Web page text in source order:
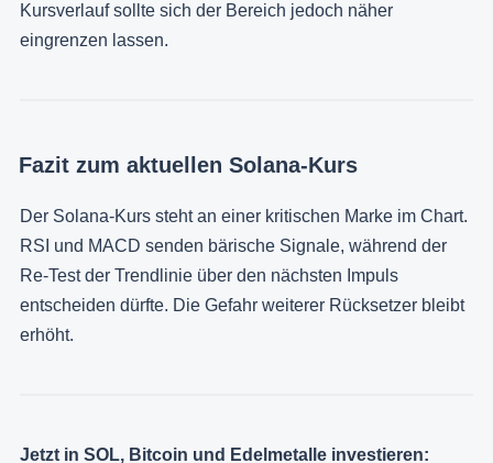
Kursverlauf sollte sich der Bereich jedoch näher
eingrenzen lassen.
Fazit zum aktuellen Solana-Kurs
Der Solana-Kurs steht an einer kritischen Marke im Chart.
RSI und MACD senden bärische Signale, während der
Re-Test der Trendlinie über den nächsten Impuls
entscheiden dürfte. Die Gefahr weiterer Rücksetzer bleibt
erhöht.
Jetzt in SOL, Bitcoin und Edelmetalle investieren: